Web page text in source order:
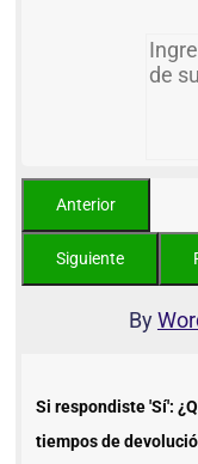
By
Si respondiste 'Sí':
tiempos de